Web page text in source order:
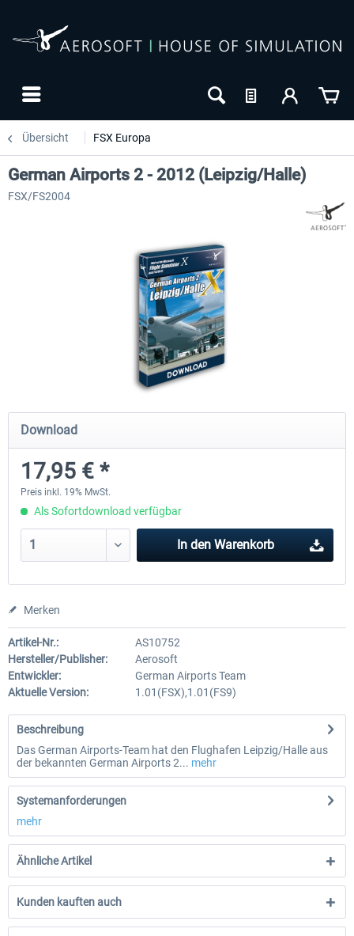
Übersicht FSX Europa
Mega Airport Frankfurt V2.0
29,95 € *
Mega Airport Berlin
German Airports 2 - 2012 (Leipzig/Halle)
FSX/FS2004
Download
17,95 € *
Preis inkl. 19% MwSt.
Als Sofortdownload verfügbar
In den Warenkorb
Merken
Artikel-Nr.:
AS10752
Hersteller/Publisher:
Aerosoft
Entwickler:
German Airports Team
Aktuelle Version:
1.01(FSX),1.01(FS9)
Beschreibung
Das German Airports-Team hat den Flughafen Leipzig/Halle aus
der bekannten German Airports 2... mehr
Systemanforderungen
mehr
Ähnliche Artikel
Kunden kauften auch